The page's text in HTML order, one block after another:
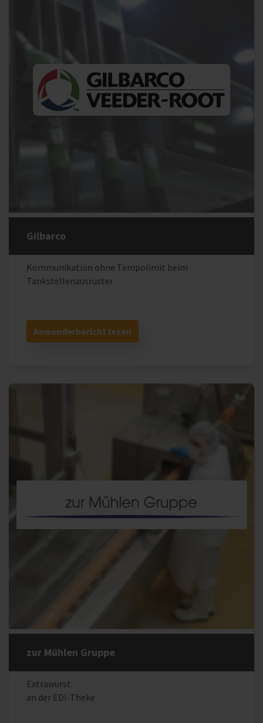
Gilbarco
Kommunikation ohne Tempolimit beim
Tankstellenausrüster
Anwenderbericht lesen
zur Mühlen Gruppe
Extrawurst
an der EDI-Theke